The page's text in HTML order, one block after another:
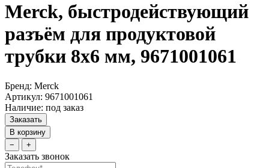
Merck, быстродействующий
разъём для продуктовой
трубки 8x6 мм, 9671001061
Бренд: Merck
Артикул: 9671001061
Наличие: под заказ
Заказать
В корзину
−
+
Заказать звонок